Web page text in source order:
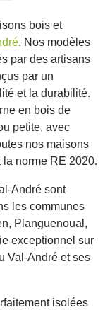
bois et
. Nos modèles
par des artisans
par un
et la durabilité.
en bois de
petite, avec
nos maisons
norme RE 2020.
André sont
les communes
Planguenoual,
exceptionnel sur
Val-André et ses
isolées